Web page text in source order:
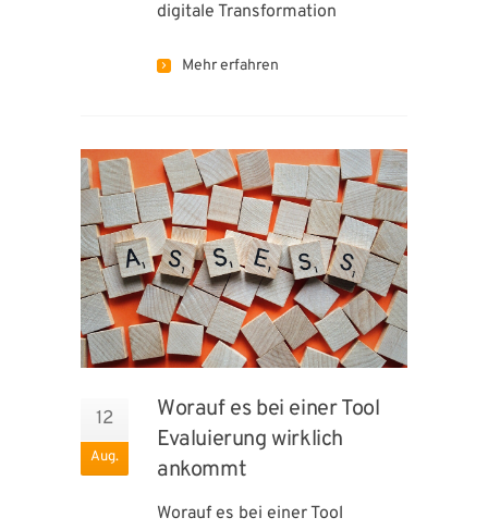
digitale Transformation
Mehr erfahren
12
Aug.
Worauf es bei einer Tool
Evaluierung wirklich
ankommt
Worauf es bei einer Tool